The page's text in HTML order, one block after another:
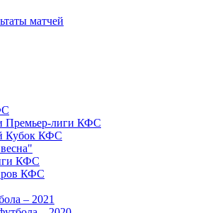
матчей
Премьер-лиги КФС
Кубок КФС
КФС
КФС
– 2021